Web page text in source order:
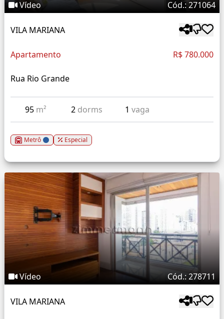
Vídeo Cód.: 271064
VILA MARIANA
Apartamento R$ 780.000
Rua Rio Grande
95 m² 2 dorms 1vaga
Metrô Especial
Vídeo Cód.: 278711
VILA MARIANA